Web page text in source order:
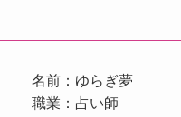
名前：ゆらぎ夢
職業：占い師